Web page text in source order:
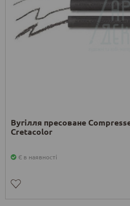
Вугілля пресоване
Cretacolor
Є в наявності